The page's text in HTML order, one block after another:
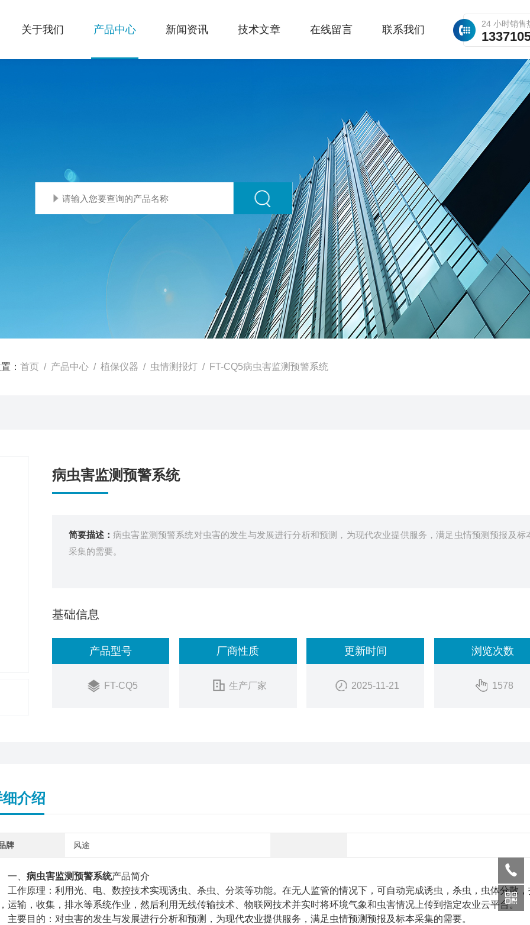
24 小时销售
关于我们 产品中心 新闻资讯 技术文章 在线留言 联系我们
： 首页 / 产品中心 / 植保仪器 / 虫情测报灯 / FT-CQ5病虫害监测预警系统
病虫害监测预警系统
简要描述： 病虫害监测预警系统对虫害的发生与发展进行分析和预测，为现代农业提供服务，满足虫情预测预报及标
采集的需要。
基础信息
产品型号
FT-CQ5
厂商性质
生产厂家
更新时间
2025-11-21
浏览次数
1578
介绍
牌 风途
、 病虫害监测预警系统产品简介
原理：利用光、电、数控技术实现诱虫、杀虫、分装等功能。在无人监管的情况下，可自动完成诱虫，杀虫，虫体分散，
运输，收集，排水等系统作业，然后利用无线传输技术、物联网技术并实时将环境气象和虫害情况上传到指定农业云平台。
目的：对虫害的发生与发展进行分析和预测，为现代农业提供服务，满足虫情预测预报及标本采集的需要。